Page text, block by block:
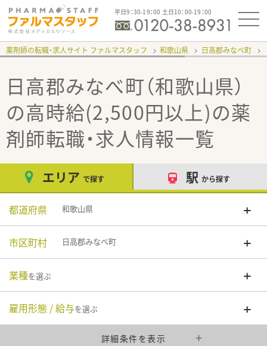
平日9：30-19：00 土日10：00-19：00
薬剤師の転職・求人サイト ファルマスタッフ 和歌山県 日高郡みなべ町
日高郡みなべ町（和歌山県）
の高時給(2,500円以上)の薬
剤師転職・求人情報一覧
エリア で探す 駅 から探す
都道府県 和歌山県
市区町村 日高郡みなべ町
業種を選ぶ
雇用形態 / 給与を選ぶ
詳細条件を表示